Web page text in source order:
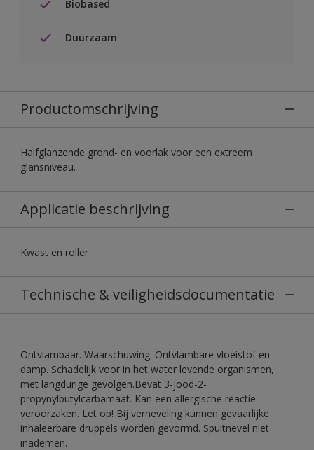
Biobased
Duurzaam
Productomschrijving
Halfglanzende grond- en voorlak voor een extreem
glansniveau.
Applicatie beschrijving
Kwast en roller
Technische & veiligheidsdocumentatie
Ontvlambaar. Waarschuwing. Ontvlambare vloeistof en
damp. Schadelijk voor in het water levende organismen,
met langdurige gevolgen.Bevat 3-jood-2-
propynylbutylcarbamaat. Kan een allergische reactie
veroorzaken. Let op! Bij verneveling kunnen gevaarlijke
inhaleerbare druppels worden gevormd. Spuitnevel niet
inademen.